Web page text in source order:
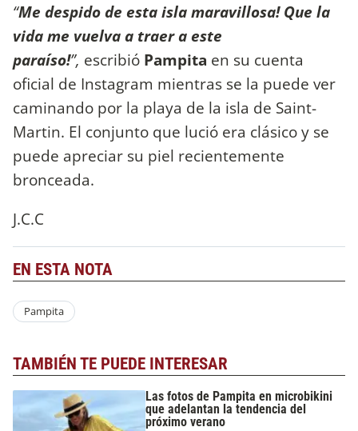
“Me despido de esta isla maravillosa! Que la
vida me vuelva a traer a este
paraíso!”, escribió Pampita en su cuenta
oficial de Instagram mientras se la puede ver
caminando por la playa de la isla de Saint-
Martin. El conjunto que lució era clásico y se
puede apreciar su piel recientemente
bronceada.
J.C.C
EN ESTA NOTA
Pampita
TAMBIÉN TE PUEDE INTERESAR
Las fotos de Pampita en microbikini
que adelantan la tendencia del
próximo verano